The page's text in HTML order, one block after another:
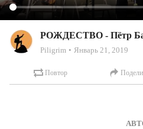
РОЖДЕСТВО - Пётр
Piligrim Январь 21, 2019
Повтор